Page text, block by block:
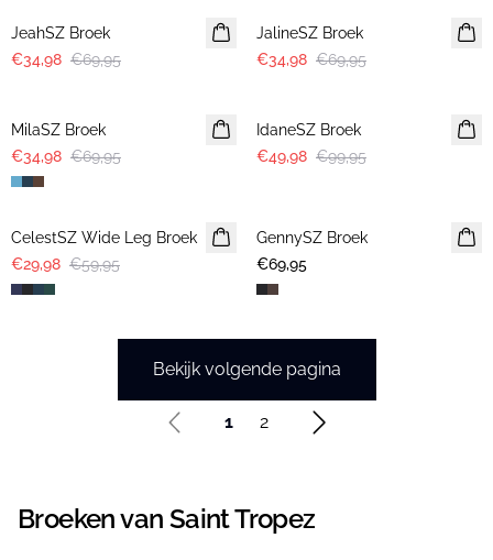
JeahSZ Broek
€34,98 €69,95
JalineSZ Broek
€34,98 €69,95
MilaSZ Broek
€34,98 €69,95
IdaneSZ Broek
€49,98 €99,95
-50%
CelestSZ Wide Leg Broek
€29,98 €59,95
GennySZ Broek
€69,95
Bekijk volgende pagina
1 2
Broeken van Saint Tropez